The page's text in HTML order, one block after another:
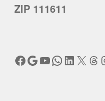
ZIP 111611
Facebook
Google
YouTube
X